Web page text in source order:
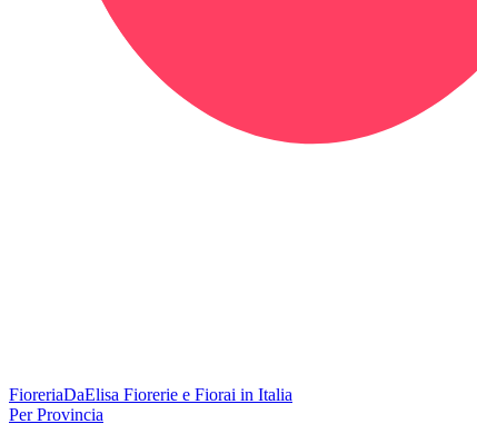
FioreriaDaElisa Fiorerie e Fiorai in Italia
Per Provincia